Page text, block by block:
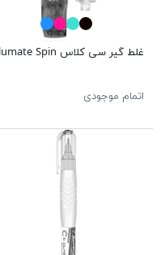
غلط گير سی کلاس Plumate Spin
اتمام موجودی